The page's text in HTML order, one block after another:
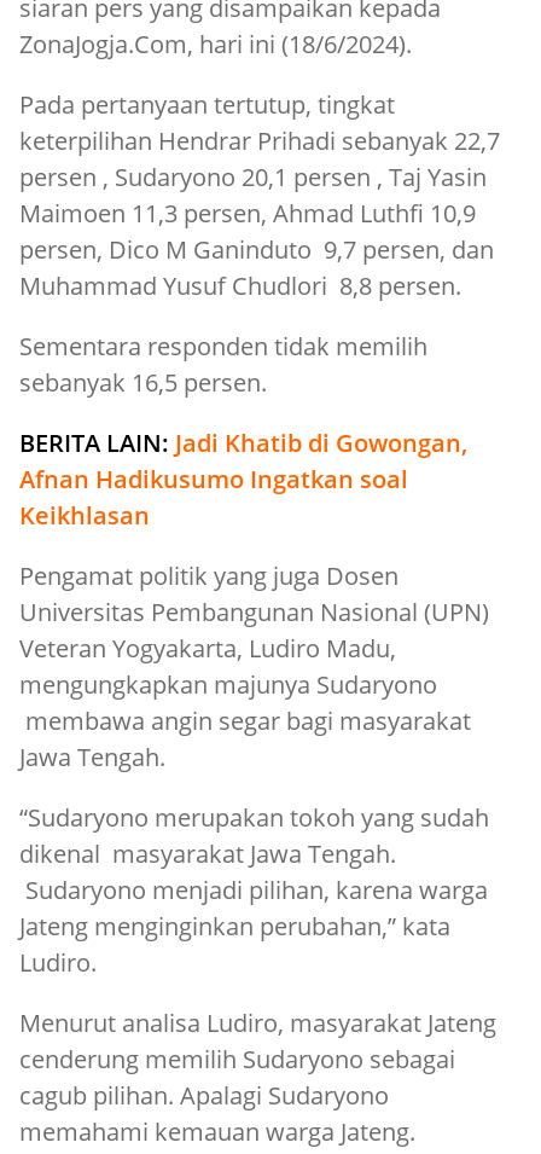
siaran pers yang disampaikan kepada
ZonaJogja.Com, hari ini (18/6/2024).
Pada pertanyaan tertutup, tingkat
keterpilihan Hendrar Prihadi sebanyak 22,7
persen , Sudaryono 20,1 persen , Taj Yasin
Maimoen 11,3 persen, Ahmad Luthfi 10,9
persen, Dico M Ganinduto 9,7 persen, dan
Muhammad Yusuf Chudlori 8,8 persen.
Sementara responden tidak memilih
sebanyak 16,5 persen.
BERITA LAIN: Jadi Khatib di Gowongan,
Afnan Hadikusumo Ingatkan soal
Keikhlasan
Pengamat politik yang juga Dosen
Universitas Pembangunan Nasional (UPN)
Veteran Yogyakarta, Ludiro Madu,
mengungkapkan majunya Sudaryono
membawa angin segar bagi masyarakat
Jawa Tengah.
“Sudaryono merupakan tokoh yang sudah
dikenal masyarakat Jawa Tengah.
Sudaryono menjadi pilihan, karena warga
Jateng menginginkan perubahan,” kata
Ludiro.
Menurut analisa Ludiro, masyarakat Jateng
cenderung memilih Sudaryono sebagai
cagub pilihan. Apalagi Sudaryono
memahami kemauan warga Jateng.